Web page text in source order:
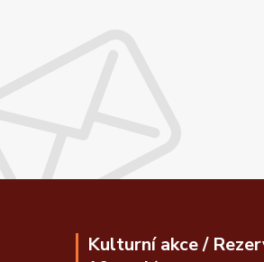
Kulturní akce /